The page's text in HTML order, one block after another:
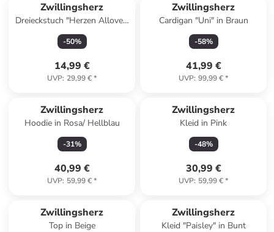
Zwillingsherz
Dreieckstuch "Herzen Allover"
in Beige/ Hellbraun - (L)138 x
(B)68 cm
-50%
14,99 €
UVP: 29,99 €*
Zwillingsherz
Cardigan "Uni" in Braun
-58%
41,99 €
UVP: 99,99 €*
Zwillingsherz
Hoodie in Rosa/ Hellblau
-31%
40,99 €
UVP: 59,99 €*
Zwillingsherz
Kleid in Pink
-48%
30,99 €
UVP: 59,99 €*
Zwillingsherz
Top in Beige
Zwillingsherz
Kleid "Paisley" in Bunt